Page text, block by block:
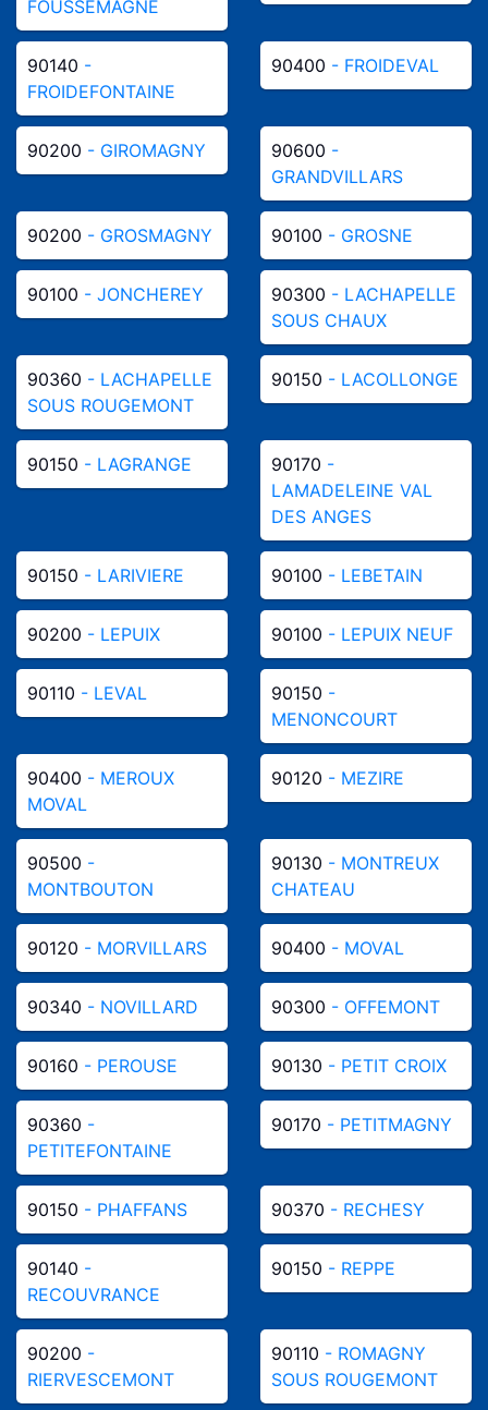
FOUSSEMAGNE
90140 -
FROIDEFONTAINE
90400 - FROIDEVAL
90200 - GIROMAGNY 90600 -
GRANDVILLARS
90200 - GROSMAGNY 90100 - GROSNE
90100 - JONCHEREY 90300 - LACHAPELLE
SOUS CHAUX
90360 - LACHAPELLE
SOUS ROUGEMONT
90150 - LACOLLONGE
90150 - LAGRANGE 90170 -
LAMADELEINE VAL
DES ANGES
90150 - LARIVIERE 90100 - LEBETAIN
90200 - LEPUIX 90100 - LEPUIX NEUF
90110 - LEVAL 90150 -
MENONCOURT
90400 - MEROUX
MOVAL
90120 - MEZIRE
90500 -
MONTBOUTON
90130 - MONTREUX
CHATEAU
90120 - MORVILLARS 90400 - MOVAL
90340 - NOVILLARD 90300 - OFFEMONT
90160 - PEROUSE 90130 - PETIT CROIX
90360 -
PETITEFONTAINE
90170 - PETITMAGNY
90150 - PHAFFANS 90370 - RECHESY
90140 -
RECOUVRANCE
90150 - REPPE
90200 -
RIERVESCEMONT
90110 - ROMAGNY
SOUS ROUGEMONT